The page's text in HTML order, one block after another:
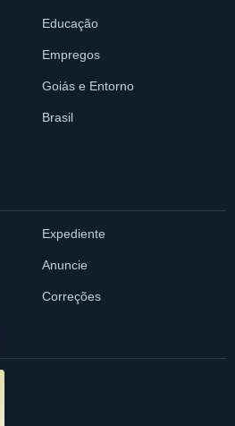
Educação
Empregos
Goiás e Entorno
Brasil
Expediente
Anuncie
Correções